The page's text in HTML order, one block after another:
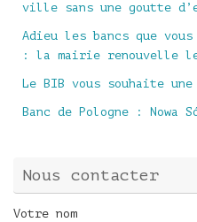
ville sans une goutte
Adieu les bancs que
: la mairie renouvelle
Le BIB vous souhaite
Banc de Pologne : Nowa
Nous contacter
Votre nom